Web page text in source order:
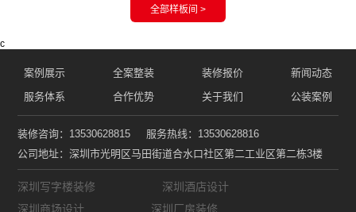
c
案例展示 全案整装 装修报价
新闻动态
服务体系
合作优势 关于我们 公装案例
装修咨询：13530628815
服务热线：13530628816
公司地址：深圳市光明区马田街道合水口社区第二工业区第二栋3楼
深圳写字楼装修
深圳酒店设计
深圳商场设计
深圳厂房装修